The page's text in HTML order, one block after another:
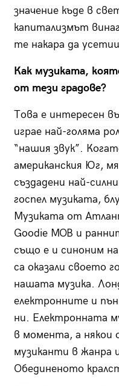
значение къде в
капитализмът
те накара да
Как музиката,
от тези градове?
Това е интересен
играе най-голяма
“нашия звук”.
американския Юг,
създадени най-
госпел музиката,
Музиката от
Goodie MOB и
също е и синоним
са оказали своето
нашата музика.
електронните и
ни. Електронната
в момента, а някои
музиканти в жанра
Обединеното